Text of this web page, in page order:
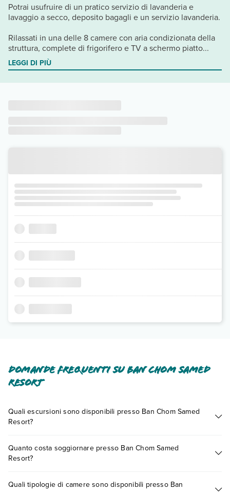
Potrai usufruire di un pratico servizio di lavanderia e
lavaggio a secco, deposito bagagli e un servizio lavanderia.
Rilassati in una delle 8 camere con aria condizionata della
struttura, complete di frigorifero e TV a schermo piatto...
LEGGI DI PIÙ
Domande frequenti su Ban Chom Samed
Resort
Quali escursioni sono disponibili presso Ban Chom Samed
Resort?
presso Ban Chom Samed Resort. Scoprile tutte nella
sezione
dedicata
Quanto costa soggiornare presso Ban Chom Samed
Resort?
vari fattori (per es. date, condizioni dell'hotel, ecc). Per
Quali tipologie di camere sono disponibili presso Ban